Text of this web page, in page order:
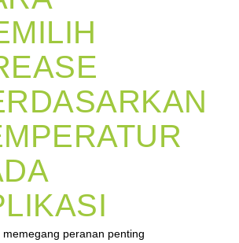
memegang peranan penting